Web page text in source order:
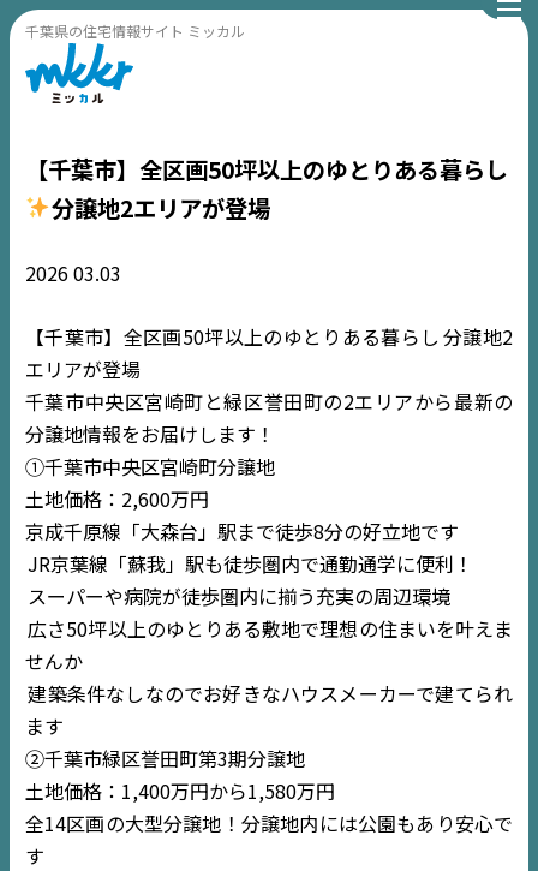
千葉県の住宅情報サイト ミッカル
【千葉市】全区画50坪以上のゆとりある暮らし
分譲地2エリアが登場
202603.03
【千葉市】全区画50坪以上のゆとりある暮らし 分譲地2
エリアが登場
千葉市中央区宮崎町と緑区誉田町の2エリアから最新の
分譲地情報をお届けします！
①千葉市中央区宮崎町分譲地
土地価格：2,600万円
京成千原線「大森台」駅まで徒歩8分の好立地です
JR京葉線「蘇我」駅も徒歩圏内で通勤通学に便利！
スーパーや病院が徒歩圏内に揃う充実の周辺環境
広さ50坪以上のゆとりある敷地で理想の住まいを叶えま
せんか
建築条件なしなのでお好きなハウスメーカーで建てられ
ます
②千葉市緑区誉田町第3期分譲地
土地価格：1,400万円から1,580万円
全14区画の大型分譲地！分譲地内には公園もあり安心で
す